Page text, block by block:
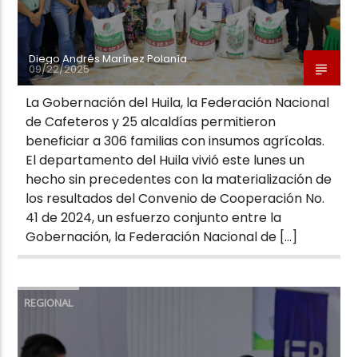
Diego Andrés Marínez Polanía
09/22/2025
La Gobernación del Huila, la Federación Nacional
de Cafeteros y 25 alcaldías permitieron
beneficiar a 306 familias con insumos agrícolas.
El departamento del Huila vivió este lunes un
hecho sin precedentes con la materialización de
los resultados del Convenio de Cooperación No.
41 de 2024, un esfuerzo conjunto entre la
Gobernación, la Federación Nacional de […]
REGIONAL